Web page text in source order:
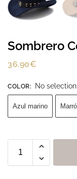
Sombrero
36.90€
COLOR: No selection
Azul marino